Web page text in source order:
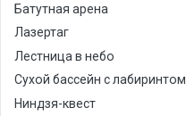
Батутная арена
Лазертаг
Лестница в небо
Сухой бассейн с лабиринтом
Ниндзя-квест